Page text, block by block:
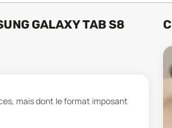
GALAXY TAB S8
mais dont le format imposant